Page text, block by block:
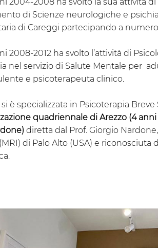
2004-2008 ha svolto la sua attività
di Scienze neurologiche e
di Careggi partecipando a
2008-2012 ha svolto l’attività di
nel servizio di Salute Mentale per
e psicoterapeuta clinico.
si è specializzata in Psicoterapia
quadriennale di Arezzo (4
diretta dal Prof. Giorgio
di Palo Alto (USA) e riconosciuta